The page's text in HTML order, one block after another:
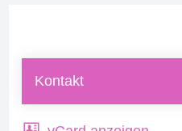
Kontakt